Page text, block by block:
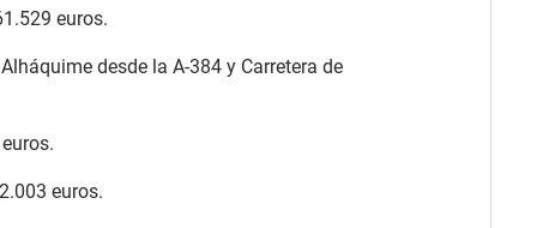
euros.
desde la A-384 y Carretera de
euros.